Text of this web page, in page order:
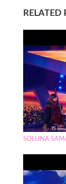
RELATED
SOLUNA